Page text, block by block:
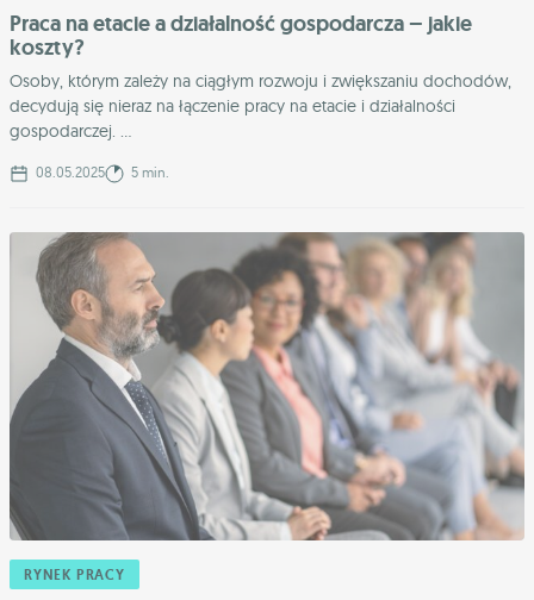
Praca na etacie a działalność gospodarcza – jakie
koszty?
Osoby, którym zależy na ciągłym rozwoju i zwiększaniu dochodów,
decydują się nieraz na łączenie pracy na etacie i działalności
gospodarczej. ...
08.05.2025 5 min.
RYNEK PRACY